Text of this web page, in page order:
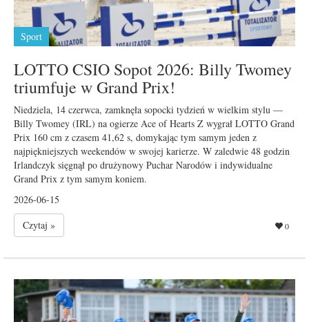
Sport
LOTTO CSIO Sopot 2026: Billy Twomey
triumfuje w Grand Prix!
Niedziela, 14 czerwca, zamknęła sopocki tydzień w wielkim stylu —
Billy Twomey (IRL) na ogierze Ace of Hearts Z wygrał LOTTO Grand
Prix 160 cm z czasem 41,62 s, domykając tym samym jeden z
najpiękniejszych weekendów w swojej karierze. W zaledwie 48 godzin
Irlandczyk sięgnął po drużynowy Puchar Narodów i indywidualne
Grand Prix z tym samym koniem.
2026-06-15
Czytaj »
0